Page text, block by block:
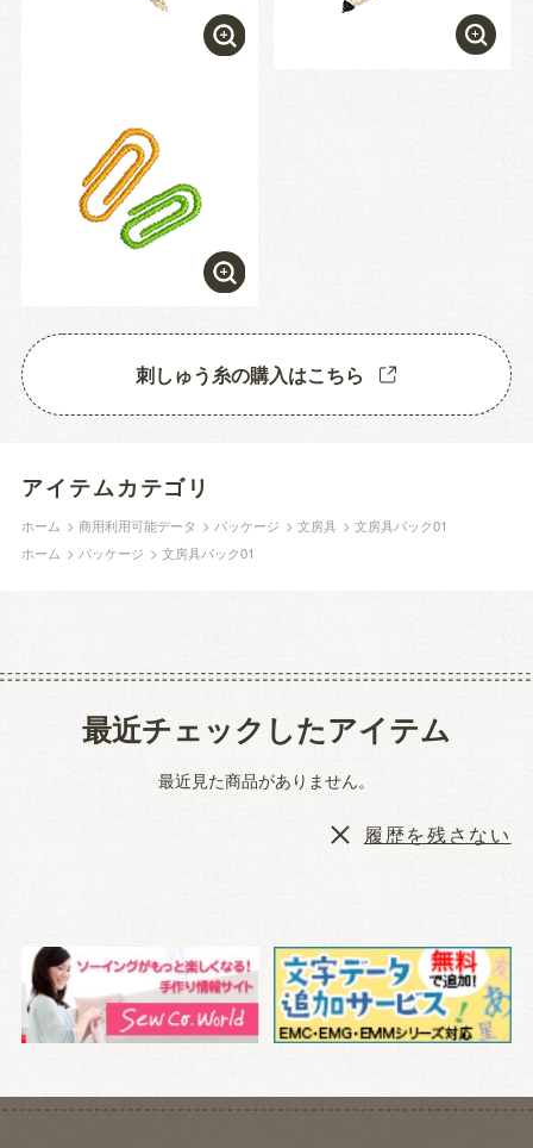
刺しゅう糸の購入はこちら
アイテムカテゴリ
ホーム >商用利用可能データ >パッケージ >文房具 >文房具パック01
ホーム > パッケージ >文房具パック01
最近チェックしたアイテム
最近見た商品がありません。
履歴を残さない